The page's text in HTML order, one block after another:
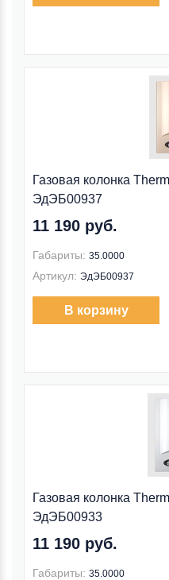
Газовая колонка
ЭдЭБ00937
11 190 руб.
Габариты: 35.0000
Артикул: ЭдЭБ00937
В корзину
Газовая колонка
ЭдЭБ00933
11 190 руб.
Габариты: 35.0000